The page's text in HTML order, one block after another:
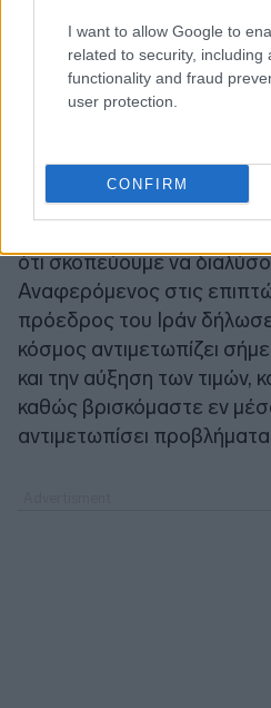
I want to allow Google to
related to security, including
functionality and fraud
user protection.
CONFIRM
δυσαρεστημένος από τον
δρόμους, και γι’ αυτό
και στρατιωτικά κέντρα».
παρομοίασε το Πολεμικό
τους πειρατές, ο
ότι σκοπεύουμε να
Αναφερόμενος στις
πρόεδρος του Ιράν
κόσμος αντιμετωπίζει
και την αύξηση των τιμών,
καθώς βρισκόμαστε εν
αντιμετωπίσει